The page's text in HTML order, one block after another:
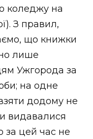
коледжу на
З правил,
що книжки
лише
Ужгорода за
на одне
додому не
видавалися
за цей час не